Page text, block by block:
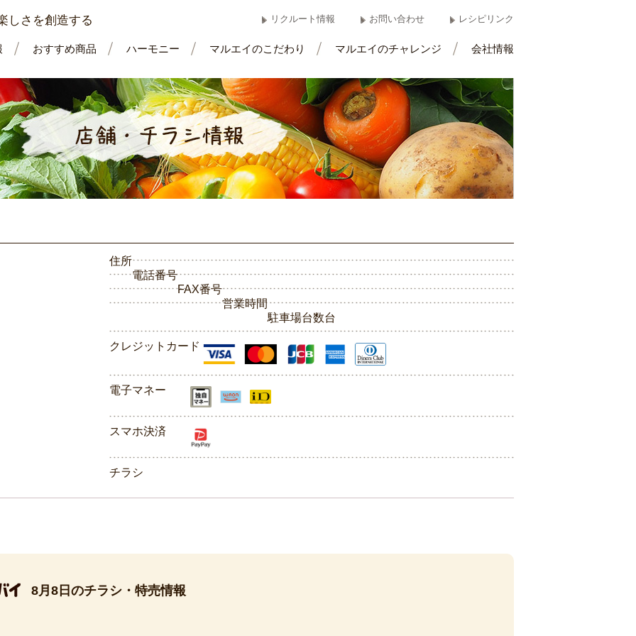
しさを創造する リクルート情報 お問い合わせ レシピリンク
おすすめ商品 ハーモニー マルエイのこだわり マルエイのチャレンジ 会社情報
住所
電話番号
FAX番号
営業時間
駐車場台数台
クレジットカード
電子マネー
スマホ決済
チラシ
8月8日のチラシ・特売情報